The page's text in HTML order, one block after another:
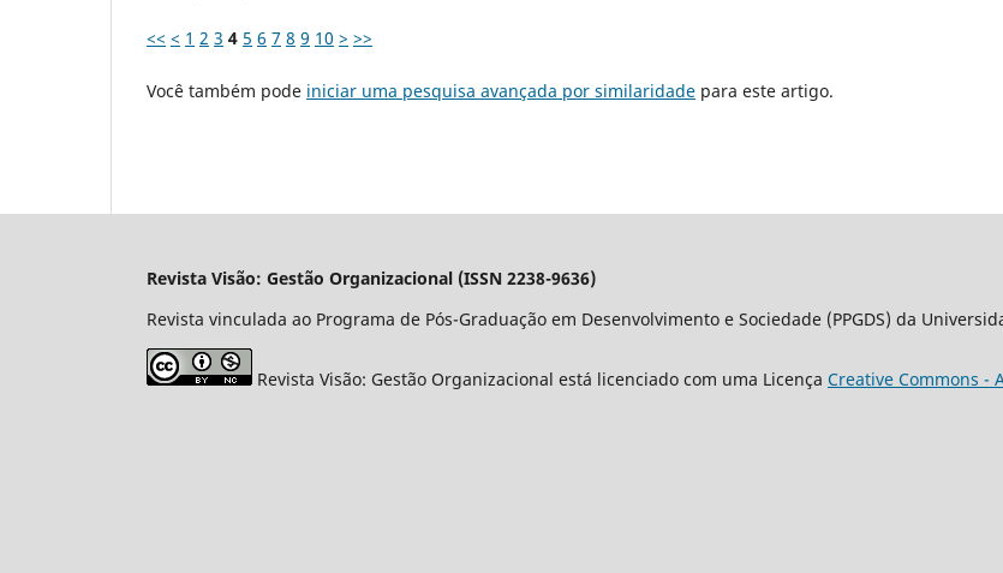
<< < 1 2 3 4 5 6 7 8 9 10 > >>
Você também pode iniciar uma pesquisa avançada por similaridade para este artigo.
Revista Visão: Gestão Organizacional (ISSN 2238-9636)
Revista vinculada ao Programa de Pós-Graduação em Desenvolvimento e Sociedade (PPGDS) da
Revista Visão: Gestão Organizacional está licenciado com uma Licença Creative Commons -